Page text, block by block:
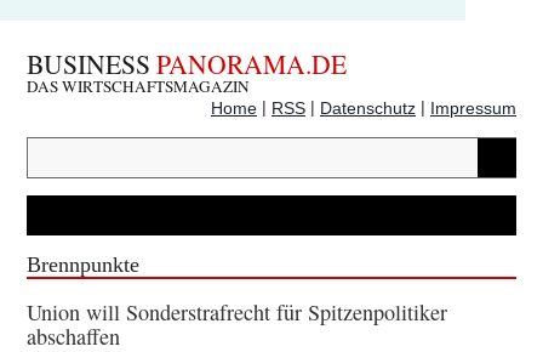
BUSINESS PANORAMA.DE
DAS WIRTSCHAFTSMAGAZIN
Home | RSS | Datenschutz | Impressum
Brennpunkte
Union will Sonderstrafrecht für Spitzenpolitiker
abschaffen